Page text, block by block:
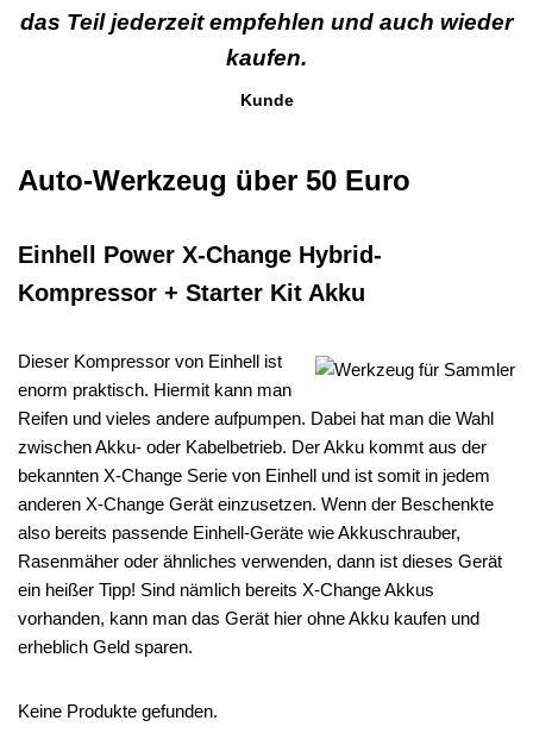
das Teil jederzeit empfehlen und auch wieder
kaufen.
Kunde
Auto-Werkzeug über 50 Euro
Einhell Power X-Change Hybrid-
Kompressor + Starter Kit Akku
Dieser Kompressor von Einhell ist
enorm praktisch. Hiermit kann man
Reifen und vieles andere aufpumpen. Dabei hat man die Wahl
zwischen Akku- oder Kabelbetrieb. Der Akku kommt aus der
bekannten X-Change Serie von Einhell und ist somit in jedem
anderen X-Change Gerät einzusetzen. Wenn der Beschenkte
also bereits passende Einhell-Geräte wie Akkuschrauber,
Rasenmäher oder ähnliches verwenden, dann ist dieses Gerät
ein heißer Tipp! Sind nämlich bereits X-Change Akkus
vorhanden, kann man das Gerät hier ohne Akku kaufen und
erheblich Geld sparen.
Keine Produkte gefunden.